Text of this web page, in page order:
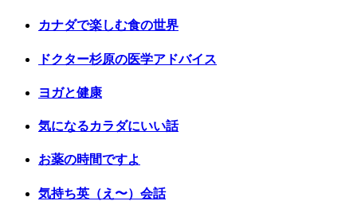
カナダで楽しむ食の世界
ドクター杉原の医学アドバイス
ヨガと健康
気になるカラダにいい話
お薬の時間ですよ
気持ち英（え〜）会話